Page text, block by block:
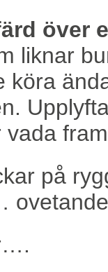
över
liknar
köra
på